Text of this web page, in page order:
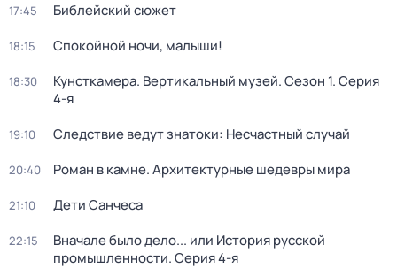
17:45 Библейский сюжет
18:15 Спокойной ночи, малыши!
18:30 Кунсткамера. Вертикальный музей. Сезон 1. Серия
4-я
19:10 Следствие ведут знатоки: Несчастный случай
20:40 Роман в камне. Архитектурные шедевры мира
21:10 Дети Санчеса
22:15
Вначале было дело... или История русской
промышленности. Серия 4-я